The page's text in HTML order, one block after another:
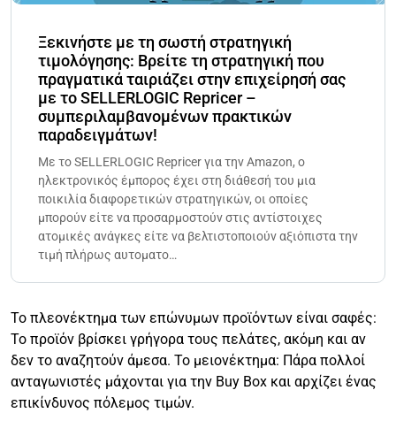
Ξεκινήστε με τη σωστή στρατηγική
τιμολόγησης: Βρείτε τη στρατηγική που
πραγματικά ταιριάζει στην επιχείρησή σας
με το SELLERLOGIC Repricer –
συμπεριλαμβανομένων πρακτικών
παραδειγμάτων!
Με το SELLERLOGIC Repricer για την Amazon, ο
ηλεκτρονικός έμπορος έχει στη διάθεσή του μια
ποικιλία διαφορετικών στρατηγικών, οι οποίες
μπορούν είτε να προσαρμοστούν στις αντίστοιχες
ατομικές ανάγκες είτε να βελτιστοποιούν αξιόπιστα την
τιμή πλήρως αυτοματο…
Το πλεονέκτημα των επώνυμων προϊόντων είναι σαφές:
Το προϊόν βρίσκει γρήγορα τους πελάτες, ακόμη και αν
δεν το αναζητούν άμεσα. Το μειονέκτημα: Πάρα πολλοί
ανταγωνιστές μάχονται για την Buy Box και αρχίζει ένας
επικίνδυνος πόλεμος τιμών.